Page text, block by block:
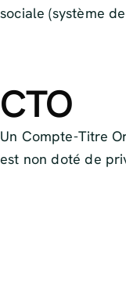
sociale (système
CTO
Un Compte-Titre
est non doté de